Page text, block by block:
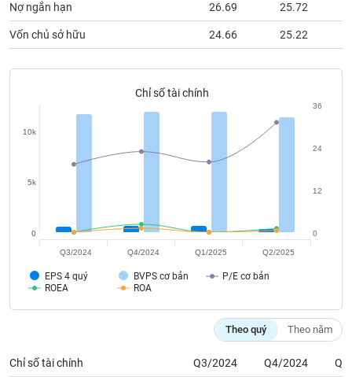
Nợ ngắn hạn 26.69 25.72
Vốn chủ sở hữu 24.66 25.22
Chỉ số tài chính
EPS 4 quý BVPS cơ bản
P/E cơ bản
ROEA
ROA
0
5k
10k
0
12
24
36
Q3/2024 Q4/2024 Q1/2025 Q2/2025
Theo quý Theo năm
Chỉ số tài chính Q3/2024 Q4/2024
Truyền